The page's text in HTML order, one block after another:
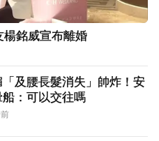
楊銘威宣布離婚
及腰長髮消失」帥炸！安
：可以交往嗎